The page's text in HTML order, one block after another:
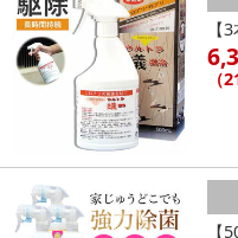
【キャンセルについて】
※お申込み後のキャンセルは
記載されている内容を必ずご
にご納得いただきましたうえ
※パッケージ変更や商品リニ
の掲載画像や画像内のバーコ
合がございます。
【
（
【